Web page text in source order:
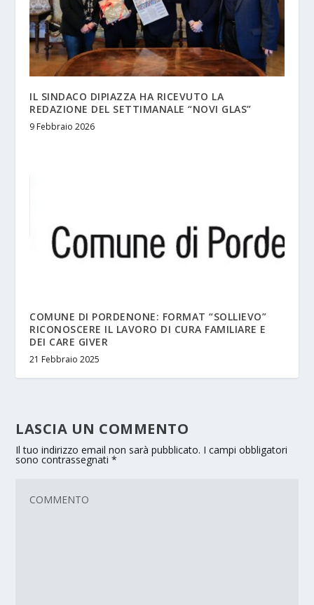
IL SINDACO DIPIAZZA HA RICEVUTO LA
REDAZIONE DEL SETTIMANALE “NOVI GLAS”
9 Febbraio 2026
COMUNE DI PORDENONE: FORMAT “SOLLIEVO”
RICONOSCERE IL LAVORO DI CURA FAMILIARE E
DEI CARE GIVER
21 Febbraio 2025
LASCIA UN COMMENTO
Il tuo indirizzo email non sarà pubblicato. I campi obbligatori
sono contrassegnati*